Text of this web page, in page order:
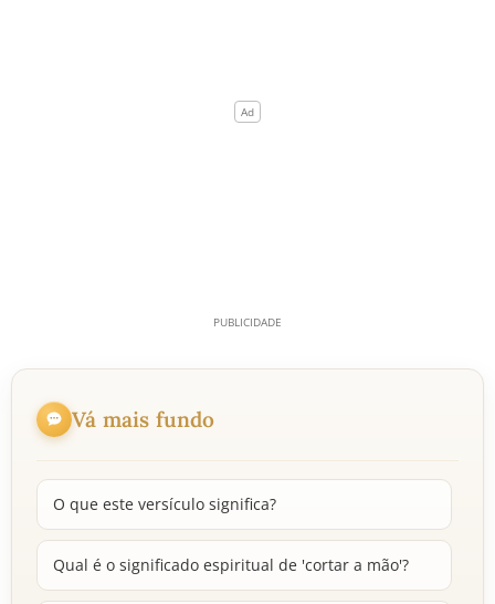
Vá mais fundo
O que este versículo significa?
Qual é o significado espiritual de 'cortar a mão'?